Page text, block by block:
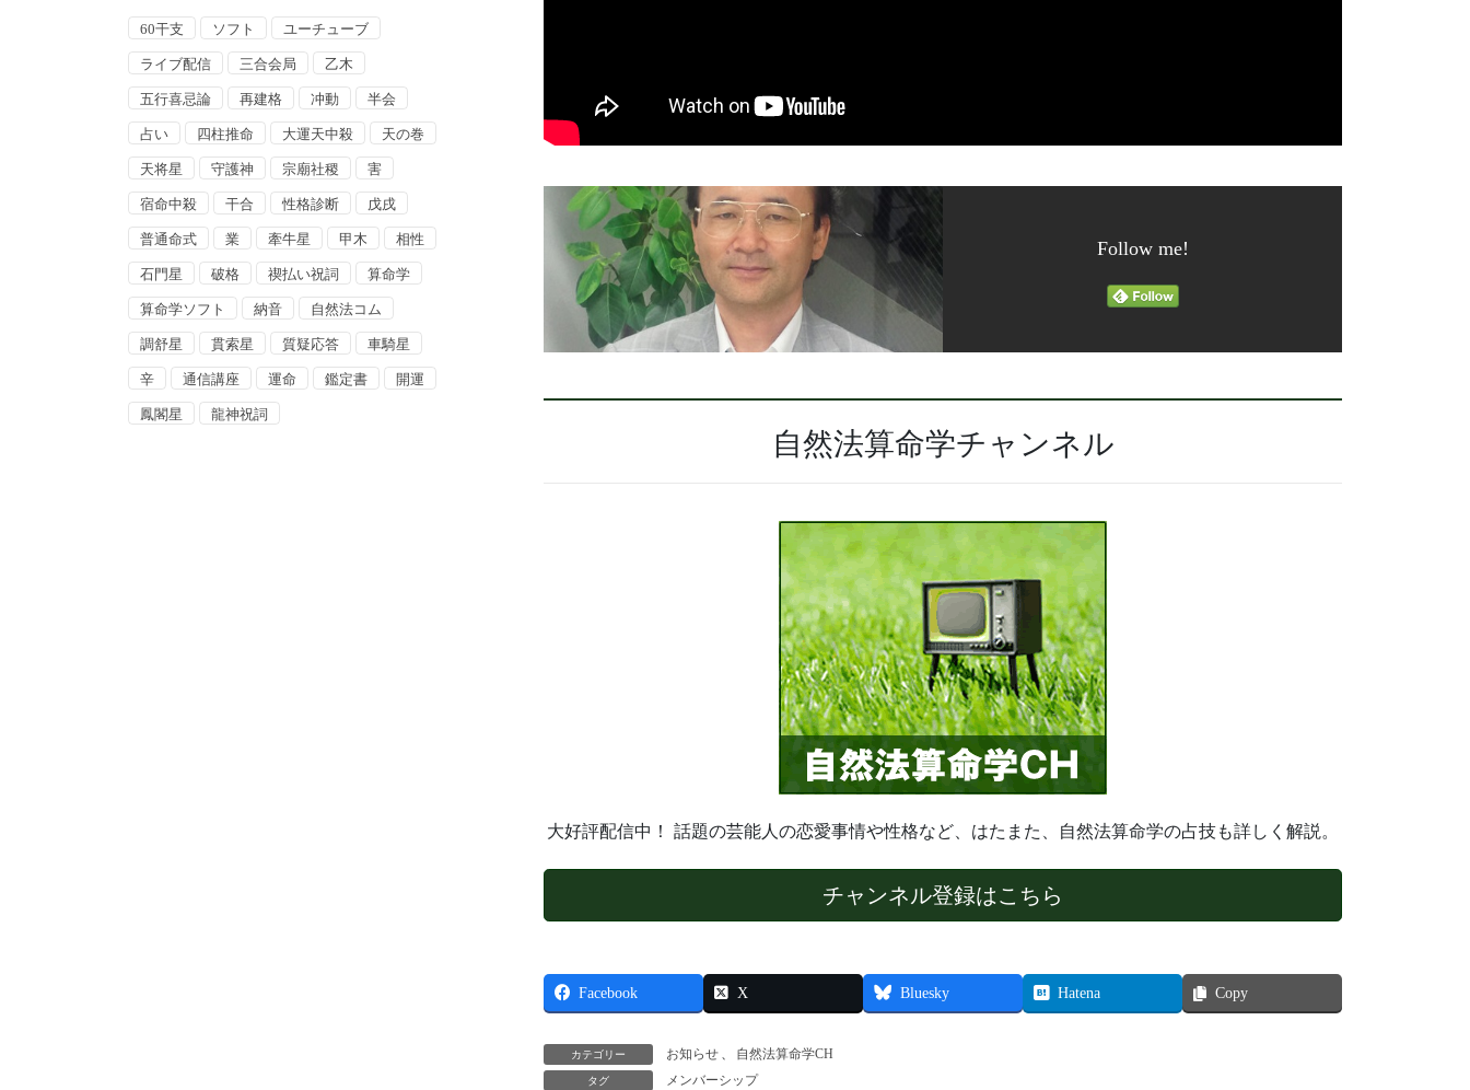
Follow me!
自然法算命学チャンネル
大好評配信中！ 話題の芸能人の恋愛事情や性格など、はたまた、自然法算命学の占技も詳しく解説。
チャンネル登録はこちら
Facebook X Bluesky Hatena Copy
カテゴリー お知らせ 、 自然法算命学CH
タグ メンバーシップ
60干支 ソフト ユーチューブ
ライブ配信 三合会局 乙木
五行喜忌論 再建格 冲動 半会
占い 四柱推命 大運天中殺 天の巻
天将星 守護神 宗廟社稷 害
宿命中殺 干合 性格診断 戊戌
普通命式 業 牽牛星 甲木 相性
石門星 破格 禊払い祝詞 算命学
算命学ソフト 納音 自然法コム
調舒星 貫索星 質疑応答 車騎星
辛 通信講座 運命 鑑定書 開運
鳳閣星 龍神祝詞